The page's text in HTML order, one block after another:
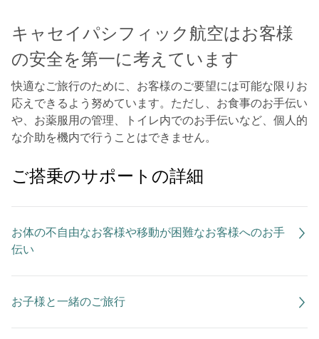
キャセイパシフィック航空はお客様
の安全を第一に考えています
快適なご旅行のために、お客様のご要望には可能な限りお
応えできるよう努めています。ただし、お食事のお手伝い
や、お薬服用の管理、トイレ内でのお手伝いなど、個人的
な介助を機内で行うことはできません。
ご搭乗のサポートの詳細
お体の不自由なお客様や移動が困難なお客様へのお手
伝い
お子様と一緒のご旅行